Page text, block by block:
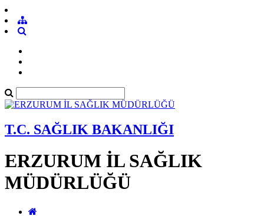
T.C. SAĞLIK BAKANLIĞI
ERZURUM İL SAĞLIK
MÜDÜRLÜĞÜ